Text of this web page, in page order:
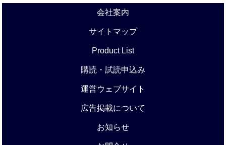
会社案内
サイトマップ
Product List
購読・試読申込み
運営ウェブサイト
広告掲載について
お知らせ